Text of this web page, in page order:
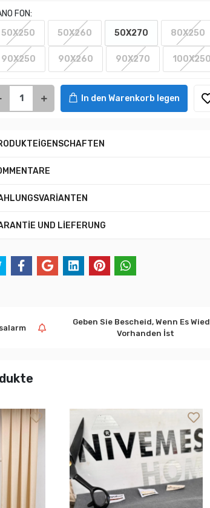
FON:
50X250
50X260 50X270 80X250
90X250 90X260 90X270 100X250
In den Warenkorb legen
UND LİEFERUNG
Geben Sie Bescheid, Wenn Es
Vorhanden İst